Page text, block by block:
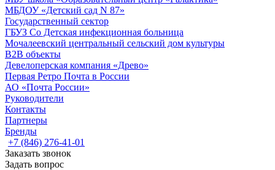
МБДОУ «Детский сад N 87»
Государственный сектор
ГБУЗ Со Детская инфекционная больница
Мочалеевский центральный сельский дом культуры
B2B объекты
Девелоперская компания «Древо»
Первая Ретро Почта в России
АО «Почта России»
Руководители
Контакты
Партнеры
Бренды
+7 (846) 276-41-01
Заказать звонок
Задать вопрос